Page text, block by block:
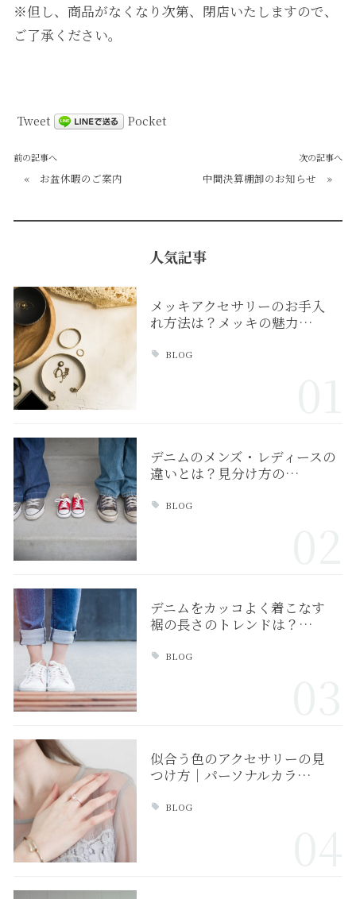
※但し、商品がなくなり次第、閉店いたしますので、
ご了承ください。
Tweet Pocket
前の記事へ
« お盆休暇のご案内
次の記事へ
中間決算棚卸のお知らせ »
人気記事
メッキアクセサリーのお手入
れ方法は？メッキの魅力…
BLOG
デニムのメンズ・レディースの
違いとは？見分け方の…
BLOG
デニムをカッコよく着こなす
裾の長さのトレンドは？…
BLOG
似合う色のアクセサリーの見
つけ方｜パーソナルカラ…
BLOG